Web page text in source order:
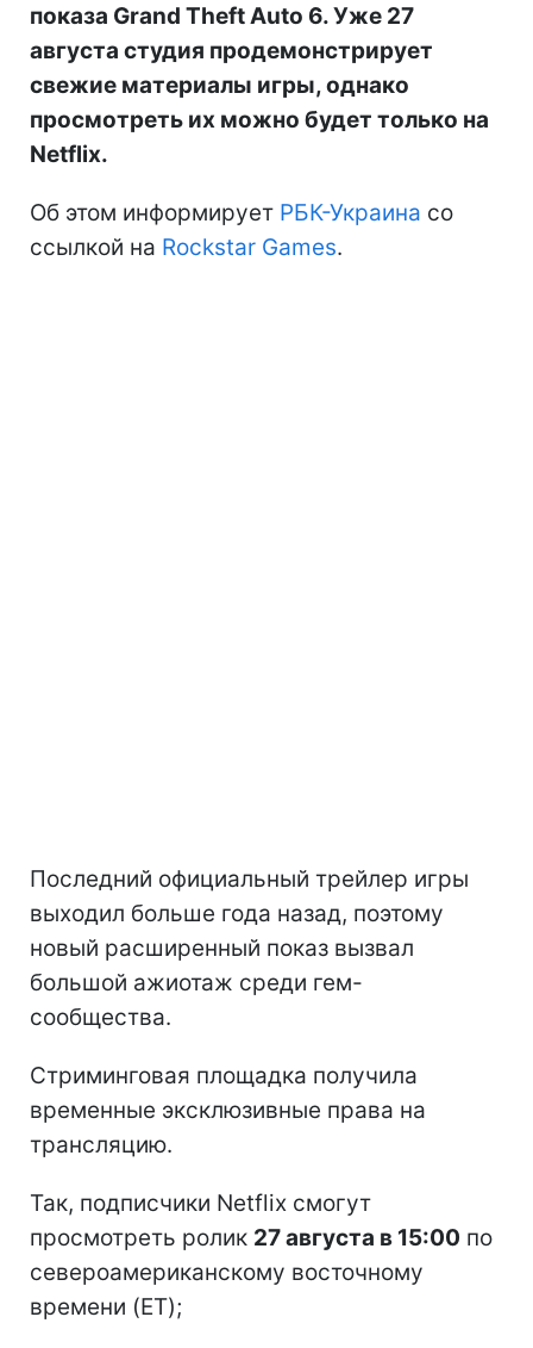
показа Grand Theft Auto 6. Уже 27
августа студия продемонстрирует
свежие материалы игры, однако
просмотреть их можно будет только на
Netflix.
Об этом информирует РБК-Украина со
ссылкой на Rockstar Games.
Последний официальный трейлер игры
выходил больше года назад, поэтому
новый расширенный показ вызвал
большой ажиотаж среди гем-
сообщества.
Стриминговая площадка получила
временные эксклюзивные права на
трансляцию.
Так, подписчики Netflix смогут
просмотреть ролик 27 августа в 15:00 по
североамериканскому восточному
времени (ET);